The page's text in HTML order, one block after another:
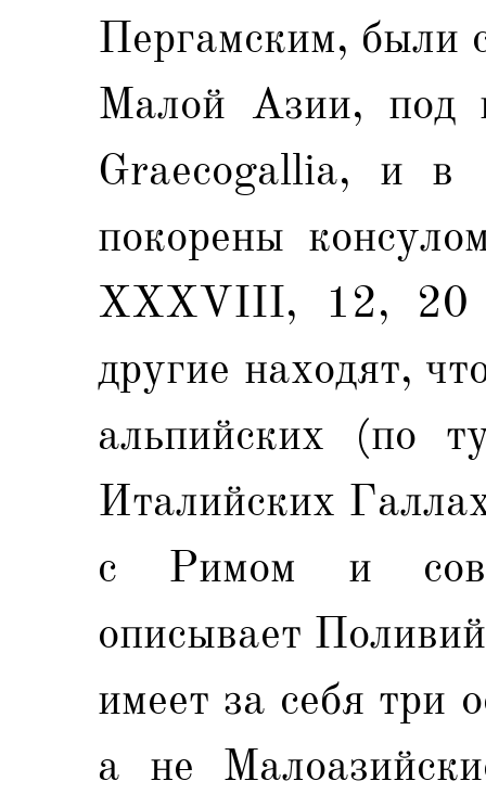
Пергамским, были
Малой Азии, под
Graecogallia, и
покорены
XXXVIII, 12, 20
другие находят,
альпийских (по
Италийских
с Римом и
описывает
имеет за себя три
а не